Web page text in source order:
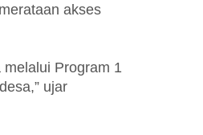
akses
Program 1
ujar